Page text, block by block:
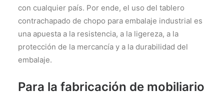
con cualquier país. Por ende, el uso del tablero
contrachapado de chopo para embalaje industrial es
una apuesta a la resistencia, a la ligereza, a la
protección de la mercancía y a la durabilidad del
embalaje.
Para la fabricación de mobiliario